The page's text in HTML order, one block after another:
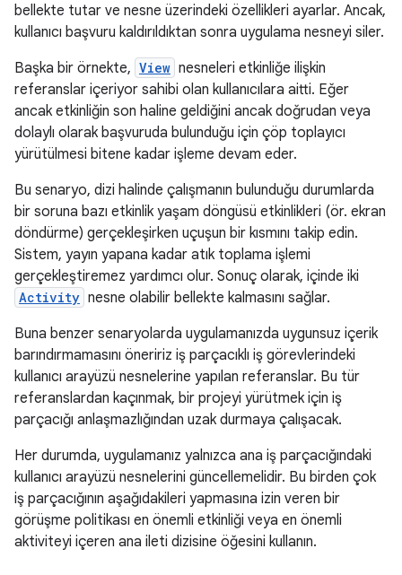
bellekte tutar ve nesne üzerindeki özellikleri ayarlar. Ancak,
kullanıcı başvuru kaldırıldıktan sonra uygulama nesneyi siler.
Başka bir örnekte, View nesneleri etkinliğe ilişkin
referanslar içeriyor sahibi olan kullanıcılara aitti. Eğer
ancak etkinliğin son haline geldiğini ancak doğrudan veya
dolaylı olarak başvuruda bulunduğu için çöp toplayıcı
yürütülmesi bitene kadar işleme devam eder.
Bu senaryo, dizi halinde çalışmanın bulunduğu durumlarda
bir soruna bazı etkinlik yaşam döngüsü etkinlikleri (ör. ekran
döndürme) gerçekleşirken uçuşun bir kısmını takip edin.
Sistem, yayın yapana kadar atık toplama işlemi
gerçekleştiremez yardımcı olur. Sonuç olarak, içinde iki
Activity nesne olabilir bellekte kalmasını sağlar.
Buna benzer senaryolarda uygulamanızda uygunsuz içerik
barındırmamasını öneririz iş parçacıklı iş görevlerindeki
kullanıcı arayüzü nesnelerine yapılan referanslar. Bu tür
referanslardan kaçınmak, bir projeyi yürütmek için iş
parçacığı anlaşmazlığından uzak durmaya çalışacak.
Her durumda, uygulamanız yalnızca ana iş parçacığındaki
kullanıcı arayüzü nesnelerini güncellemelidir. Bu birden çok
iş parçacığının aşağıdakileri yapmasına izin veren bir
görüşme politikası en önemli etkinliği veya en önemli
aktiviteyi içeren ana ileti dizisine öğesini kullanın.